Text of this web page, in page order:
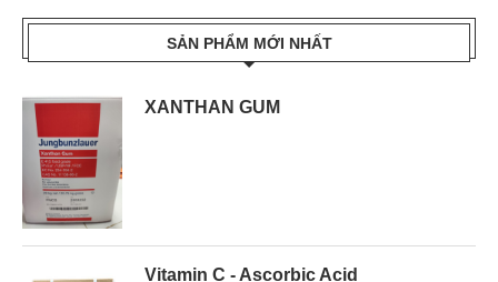
SẢN PHẨM MỚI NHẤT
XANTHAN GUM
Vitamin C - Ascorbic Acid